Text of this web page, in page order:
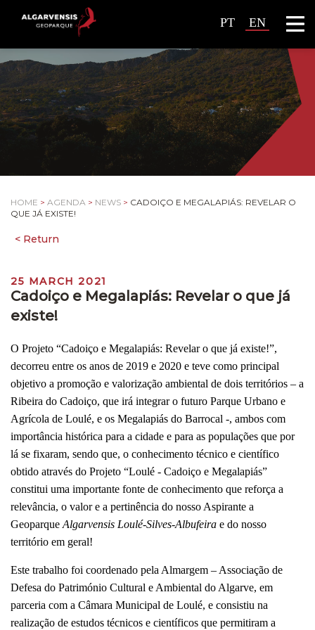
PT EN
HOME > AGENDA > NEWS > CADOIÇO E MEGALAPIÁS: REVELAR O
QUE JÁ EXISTE!
25 MARCH 2021
Cadoiço e Megalapiás: Revelar o que já
existe!
O Projeto “Cadoiço e Megalapiás: Revelar o que já existe!”,
decorreu entre os anos de 2019 e 2020 e teve como principal
objetivo a promoção e valorização ambiental de dois territórios – a
Ribeira do Cadoiço, que irá integrar o futuro Parque Urbano e
Agrícola de Loulé, e os Megalapiás do Barrocal -, ambos com
importância histórica para a cidade e para as populações que por
lá se fixaram, sendo que, o conhecimento técnico e científico
obtido através do Projeto “Loulé - Cadoiço e Megalapiás”
constitui uma importante fonte de conhecimento que reforça a
relevância, o valor e a pertinência do nosso Aspirante a
Geoparque Algarvensis Loulé-Silves-Albufeira e do nosso
território em geral!
Este trabalho foi coordenado pela Almargem – Associação de
Defesa do Património Cultural e Ambiental do Algarve, em
parceria com a Câmara Municipal de Loulé, e consistiu na
realização de estudos técnicos e científicos que permitiram a